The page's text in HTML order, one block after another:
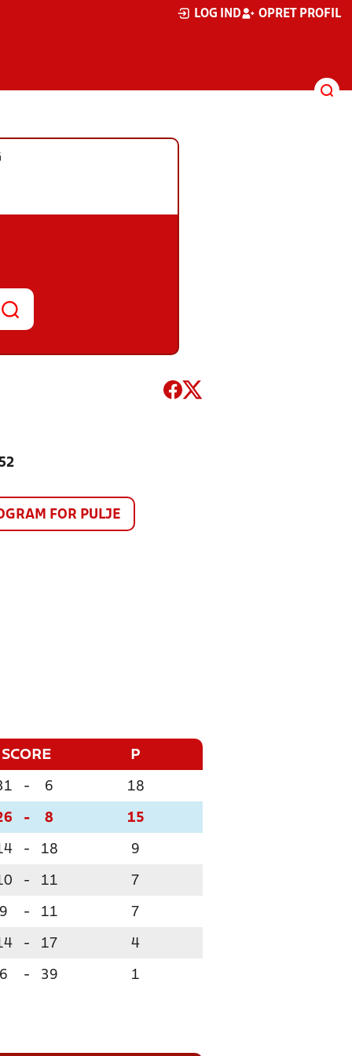
LOG IND OPRET PROFIL
FOR PULJE
SCORE P
- 6 18
- 8 15
- 18 9
- 11 7
9 - 11 7
- 17 4
6 - 39 1